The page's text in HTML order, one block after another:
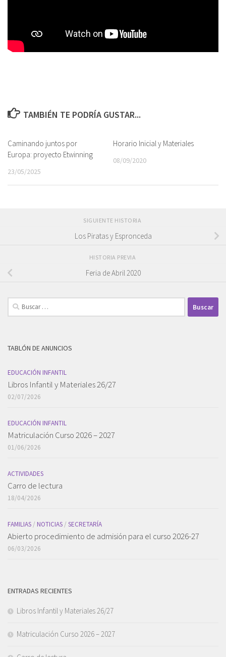
TAMBIÉN TE PODRÍA GUSTAR...
Caminando juntos por
Europa: proyecto Etwinning
23/05/2025
Horario Inicial y Materiales
08/09/2020
SIGUIENTE HISTORIA
Los Piratas y Espronceda
HISTORIA PREVIA
Feria de Abril 2020
Buscar:
TABLÓN DE ANUNCIOS
EDUCACIÓN INFANTIL
Libros Infantil y Materiales 26/27
02/07/2026
EDUCACIÓN INFANTIL
Matriculación Curso 2026 – 2027
01/06/2026
ACTIVIDADES
Carro de lectura
18/04/2026
FAMILIAS / NOTICIAS / SECRETARÍA
Abierto procedimiento de admisión para el curso 2026-27
06/03/2026
ENTRADAS RECIENTES
Libros Infantil y Materiales 26/27
Matriculación Curso 2026 – 2027